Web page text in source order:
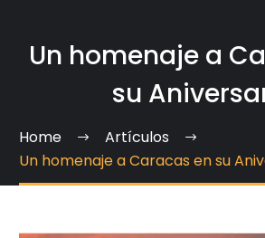
Un homenaje a
su
Home
Artículos
Un homenaje a Caracas en su